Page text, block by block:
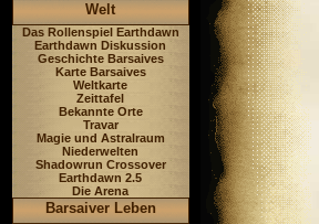
Welt
Das Rollenspiel Earthdawn
Earthdawn Diskussion
Geschichte Barsaives
Karte Barsaives
Weltkarte
Zeittafel
Bekannte Orte
Travar
Magie und Astralraum
Niederwelten
Shadowrun Crossover
Earthdawn 2.5
Die Arena
Barsaiver Leben